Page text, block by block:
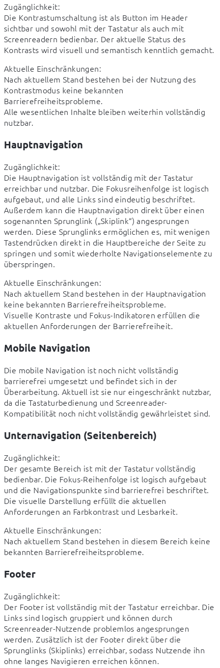
Zugänglichkeit:
Die Kontrastumschaltung ist als Button im Header
sichtbar und sowohl mit der Tastatur als auch mit
Screenreadern bedienbar. Der aktuelle Status des
Kontrasts wird visuell und semantisch kenntlich gemacht.
Aktuelle Einschränkungen:
Nach aktuellem Stand bestehen bei der Nutzung des
Kontrastmodus keine bekannten
Barrierefreiheitsprobleme.
Alle wesentlichen Inhalte bleiben weiterhin vollständig
nutzbar.
Hauptnavigation
Zugänglichkeit:
Die Hauptnavigation ist vollständig mit der Tastatur
erreichbar und nutzbar. Die Fokusreihenfolge ist logisch
aufgebaut, und alle Links sind eindeutig beschriftet.
Außerdem kann die Hauptnavigation direkt über einen
sogenannten Sprunglink („Skiplink“) angesprungen
werden. Diese Sprunglinks ermöglichen es, mit wenigen
Tastendrücken direkt in die Hauptbereiche der Seite zu
springen und somit wiederholte Navigationselemente zu
überspringen.
Aktuelle Einschränkungen:
Nach aktuellem Stand bestehen in der Hauptnavigation
keine bekannten Barrierefreiheitsprobleme.
Visuelle Kontraste und Fokus-Indikatoren erfüllen die
aktuellen Anforderungen der Barrierefreiheit.
Mobile Navigation
Die mobile Navigation ist noch nicht vollständig
barrierefrei umgesetzt und befindet sich in der
Überarbeitung. Aktuell ist sie nur eingeschränkt nutzbar,
da die Tastaturbedienung und Screenreader-
Kompatibilität noch nicht vollständig gewährleistet sind.
Unternavigation (Seitenbereich)
Zugänglichkeit:
Der gesamte Bereich ist mit der Tastatur vollständig
bedienbar. Die Fokus-Reihenfolge ist logisch aufgebaut
und die Navigationspunkte sind barrierefrei beschriftet.
Die visuelle Darstellung erfüllt die aktuellen
Anforderungen an Farbkontrast und Lesbarkeit.
Aktuelle Einschränkungen:
Nach aktuellem Stand bestehen in diesem Bereich keine
bekannten Barrierefreiheitsprobleme.
Footer
Zugänglichkeit:
Der Footer ist vollständig mit der Tastatur erreichbar. Die
Links sind logisch gruppiert und können durch
Screenreader-Nutzende problemlos angesprungen
werden. Zusätzlich ist der Footer direkt über die
Sprunglinks (Skiplinks) erreichbar, sodass Nutzende ihn
ohne langes Navigieren erreichen können.